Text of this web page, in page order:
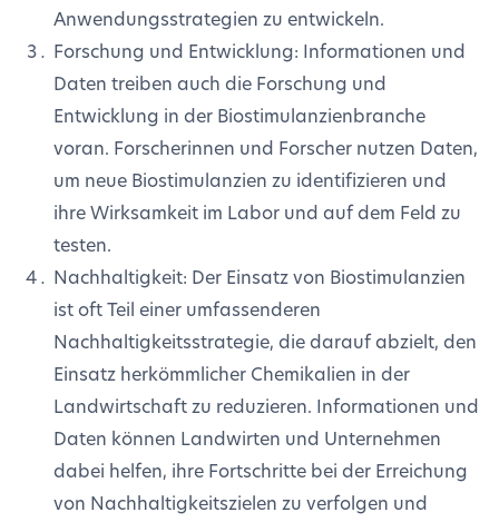
Anwendungsstrategien zu entwickeln.
Forschung und Entwicklung: Informationen und
Daten treiben auch die Forschung und
Entwicklung in der Biostimulanzienbranche
voran. Forscherinnen und Forscher nutzen Daten,
um neue Biostimulanzien zu identifizieren und
ihre Wirksamkeit im Labor und auf dem Feld zu
testen.
Nachhaltigkeit: Der Einsatz von Biostimulanzien
ist oft Teil einer umfassenderen
Nachhaltigkeitsstrategie, die darauf abzielt, den
Einsatz herkömmlicher Chemikalien in der
Landwirtschaft zu reduzieren. Informationen und
Daten können Landwirten und Unternehmen
dabei helfen, ihre Fortschritte bei der Erreichung
von Nachhaltigkeitszielen zu verfolgen und